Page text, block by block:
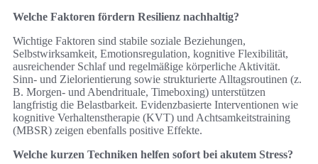
Welche Faktoren fördern Resilienz nachhaltig?
Wichtige Faktoren sind stabile soziale Beziehungen,
Selbstwirksamkeit, Emotionsregulation, kognitive Flexibilität,
ausreichender Schlaf und regelmäßige körperliche Aktivität.
Sinn- und Zielorientierung sowie strukturierte Alltagsroutinen (z.
B. Morgen- und Abendrituale, Timeboxing) unterstützen
langfristig die Belastbarkeit. Evidenzbasierte Interventionen wie
kognitive Verhaltenstherapie (KVT) und Achtsamkeitstraining
(MBSR) zeigen ebenfalls positive Effekte.
Welche kurzen Techniken helfen sofort bei akutem Stress?